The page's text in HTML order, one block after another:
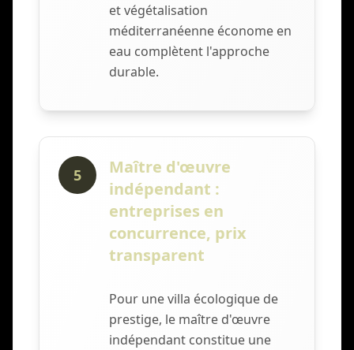
et végétalisation
méditerranéenne économe en
eau complètent l'approche
durable.
5
Maître d'œuvre
indépendant :
entreprises en
concurrence, prix
transparent
Pour une villa écologique de
prestige, le maître d'œuvre
indépendant constitue une